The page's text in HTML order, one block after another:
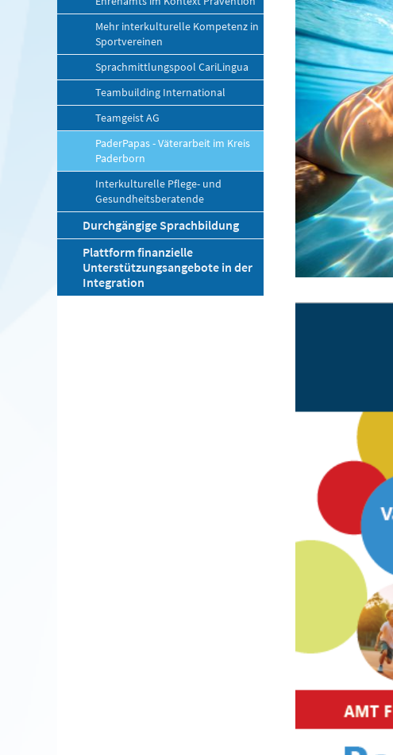
Mehr interkulturelle Kompetenz in
Sportvereinen
Sprachmittlungspool CariLingua
Teambuilding International
Teamgeist AG
PaderPapas - Väterarbeit im Kreis
Paderborn
Interkulturelle Pflege- und
Gesundheitsberatende
Durchgängige Sprachbildung
Plattform finanzielle
Unterstützungsangebote in der
Integration